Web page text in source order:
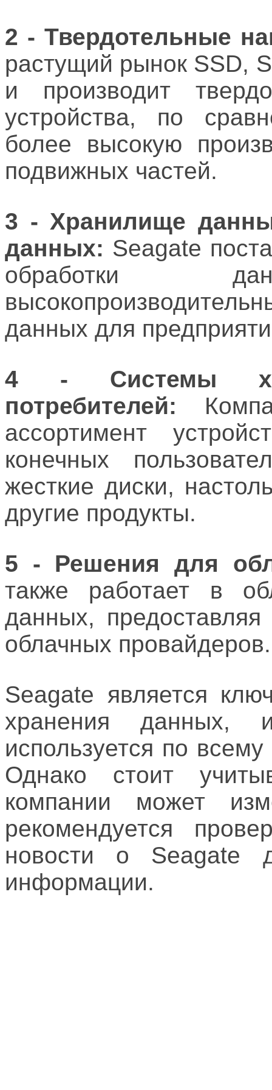
2 - Твердотельные
растущий рынок SSD,
и производит
устройства, по
более высокую
подвижных частей.
3 - Хранилище
данных: Seagate
обработки
данных для
4 - Системы
потребителей:
ассортимент
конечных
жесткие диски,
другие продукты.
5 - Решения для
также работает в
данных,
облачных провайдеров.
Seagate является
хранения данных,
используется по
Однако стоит
компании может
рекомендуется
новости о Seagate
информации.